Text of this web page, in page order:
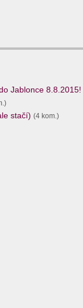
Jablonce 8.8.2015!
stačí) (4 kom.)